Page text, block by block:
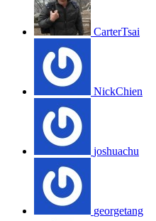
CarterTsai
NickChien
joshuachu
georgetang